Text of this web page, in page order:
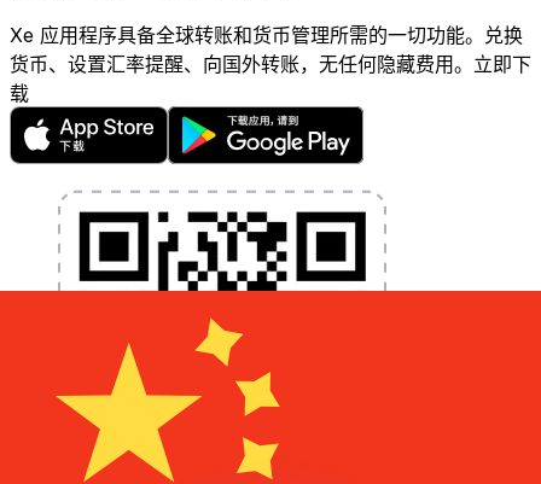
Xe 应用程序具备全球转账和货币管理所需的一切功能。兑换
货币、设置汇率提醒、向国外转账，无任何隐藏费用。立即下
载